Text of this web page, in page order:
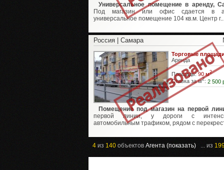
Универсальное помещение в аренду,
Под магазин или офис сдается в
универсальное помещение 104 кв.м. Центр
Россия | Самара
Торговые
Аренда
Площадь:90 м2
Ставка за м2: 2 500
Помещение под магазин на первой
первой линии, у дороги с
автомобильным трафиком, рядом с
4 из 140 объектов Агента (показать) ... из